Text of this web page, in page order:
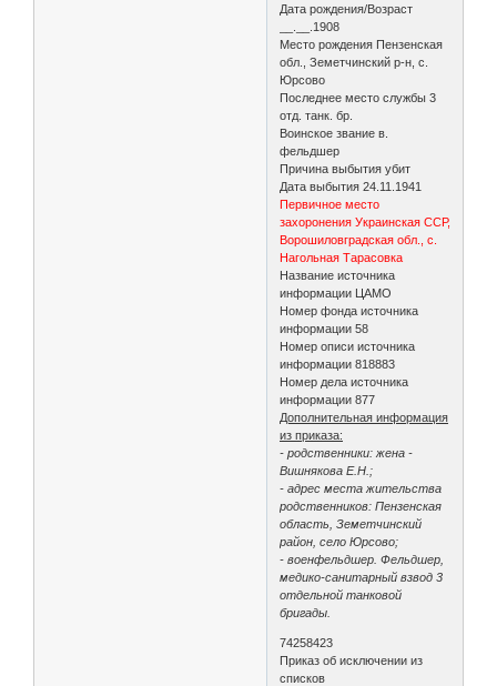
Дата рождения/Возраст
__.__.1908
Место рождения Пензенская
обл., Земетчинский р-н, с.
Юрсово
Последнее место службы 3
отд. танк. бр.
Воинское звание в.
фельдшер
Причина выбытия убит
Дата выбытия 24.11.1941
Первичное место
захоронения Украинская ССР,
Ворошиловградская обл., с.
Нагольная Тарасовка
Название источника
информации ЦАМО
Номер фонда источника
информации 58
Номер описи источника
информации 818883
Номер дела источника
информации 877
Дополнительная информация
из приказа:
- родственники: жена -
Вишнякова Е.Н.;
- адрес места жительства
родственников: Пензенская
область, Земетчинский
район, село Юрсово;
- военфельдшер. Фельдшер,
медико-санитарный взвод 3
отдельной танковой
бригады.
74258423
Приказ об исключении из
списков